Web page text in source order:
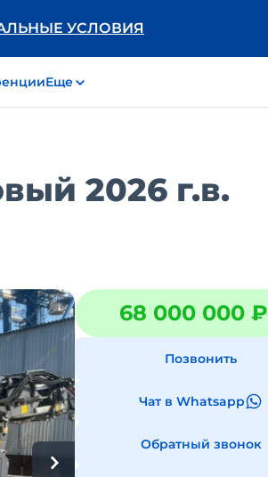
УСЛОВИЯ
Еще
2026 г.в.
68 000 000 ₽
Позвонить
Чат в Whatsapp
Обратный звонок